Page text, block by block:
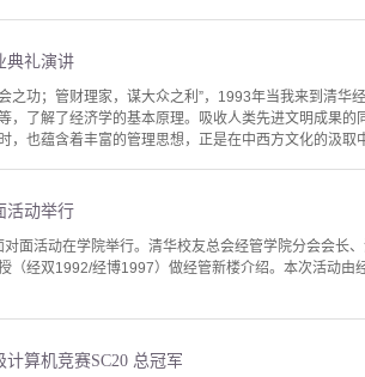
典礼演讲
之功；管财理家，谋大众之利”，1993年当我来到清
，了解了经济学的基本原理。吸收人类先进文明成果
，也蕴含着丰富的管理思想，正是在中西方文化的汲取
活动举行
面活动在学院举行。清华校友总会经管学院分会会长
（经双1992/经博1997）做经管新楼介绍。本次活动由
算机竞赛SC20 总冠军